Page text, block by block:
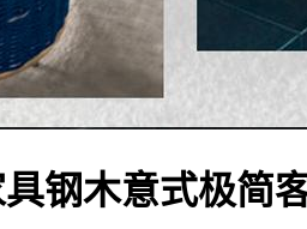
钢木意式极简